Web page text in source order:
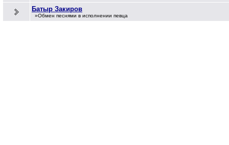
Батыр Закиров
»Обмен песнями в исполнении певца